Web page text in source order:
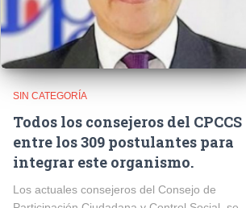
SIN CATEGORÍA
Todos los consejeros del CPCCS
entre los 309 postulantes para
integrar este organismo.
Los actuales consejeros del Consejo de